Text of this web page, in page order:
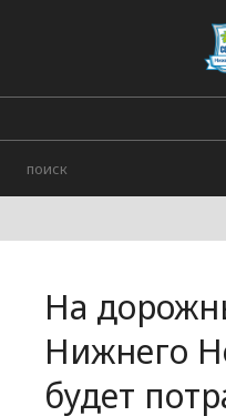
На
Нижнего
будет